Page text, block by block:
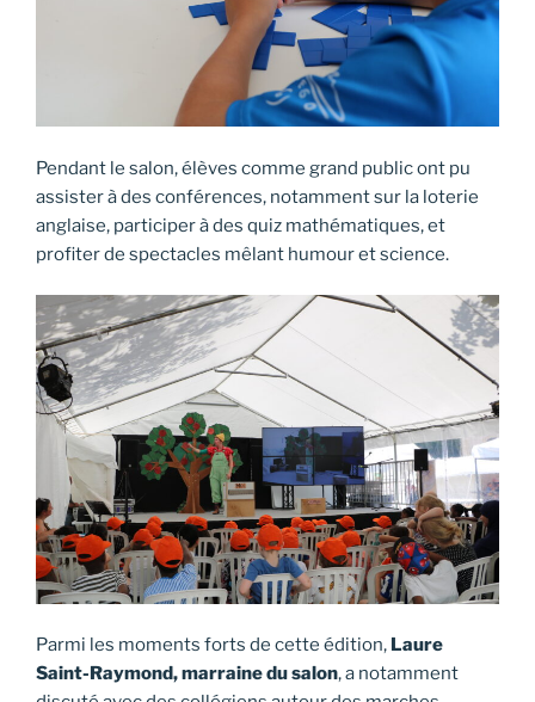
Pendant le salon, élèves comme grand public ont pu
assister à des conférences, notamment sur la loterie
anglaise, participer à des quiz mathématiques, et
profiter de spectacles mêlant humour et science.
Parmi les moments forts de cette édition, Laure
Saint-Raymond, marraine du salon, a notamment